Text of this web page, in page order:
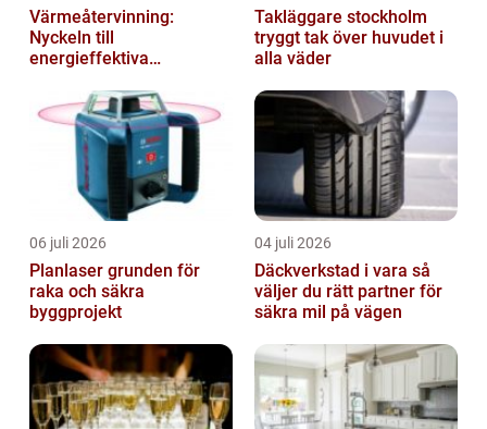
Värmeåtervinning:
Nyckeln till
energieffektiva
Takläggare stockholm
tryggt tak över huvudet i
alla väder
06 juli 2026
Planlaser grunden för
raka och säkra
byggprojekt
04 juli 2026
Däckverkstad i vara så
väljer du rätt partner för
säkra mil på vägen